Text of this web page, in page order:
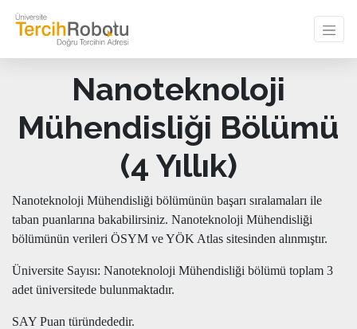
Nanoteknoloji
Mühendisliği Bölümü
(4 Yıllık)
Nanoteknoloji Mühendisliği bölümünün başarı sıralamaları ile
taban puanlarına bakabilirsiniz. Nanoteknoloji Mühendisliği
bölümünün verileri ÖSYM ve YÖK Atlas sitesinden alınmıştır.
Üniversite Sayısı: Nanoteknoloji Mühendisliği bölümü toplam 3
adet üniversitede bulunmaktadır.
SAY Puan türündededir.